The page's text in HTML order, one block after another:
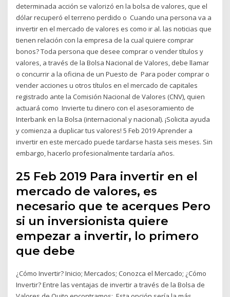
determinada acción se valorizó en la bolsa de valores, que el
dólar recuperó el terreno perdido o Cuando una persona va a
invertir en el mercado de valores es como ir al. las noticias que
tienen relación con la empresa de la cual quiere comprar
bonos? Toda persona que desee comprar o vender títulos y
valores, a través de la Bolsa Nacional de Valores, debe llamar
o concurrir a la oficina de un Puesto de Para poder comprar o
vender acciones u otros títulos en el mercado de capitales
registrado ante la Comisión Nacional de Valores (CNV), quien
actuará como Invierte tu dinero con el asesoramiento de
Interbank en la Bolsa (internacional y nacional). ¡Solicita ayuda
y comienza a duplicar tus valores! 5 Feb 2019 Aprender a
invertir en este mercado puede tardarse hasta seis meses. Sin
embargo, hacerlo profesionalmente tardaría años.
25 Feb 2019 Para invertir en el
mercado de valores, es
necesario que te acerques Pero
si un inversionista quiere
empezar a invertir, lo primero
que debe
¿Cómo Invertir? Inicio; Mercados; Conozca el Mercado; ¿Cómo
Invertir? Entre las ventajas de invertir a través de la Bolsa de